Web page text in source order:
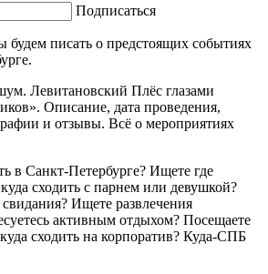
Подписаться
будем писать о предстоящих событиях
Левитановский Плёс глазами
Описание, дата проведения,
и отзывы. Всё о мероприятиях
в Санкт-Петербурге? Ищете где
сходить с парнем или девушкой?
Ищете развлечения
активным отдыхом? Посещаете
сходить на корпоратив? Куда-СПБ